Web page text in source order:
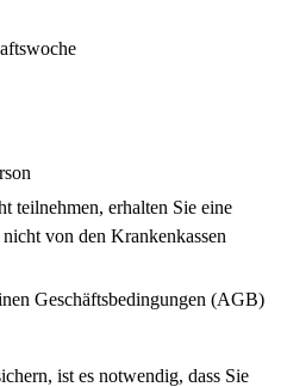
teilnehmen, erhalten Sie eine
von den Krankenkassen
Geschäftsbedingungen (AGB)
ist es notwendig, dass Sie